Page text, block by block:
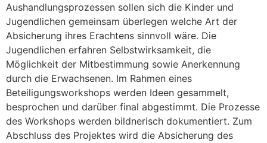
Aushandlungsprozessen sollen sich die Kinder und
Jugendlichen gemeinsam überlegen welche Art der
Absicherung ihres Erachtens sinnvoll wäre. Die
Jugendlichen erfahren Selbstwirksamkeit, die
Möglichkeit der Mitbestimmung sowie Anerkennung
durch die Erwachsenen. Im Rahmen eines
Beteiligungsworkshops werden Ideen gesammelt,
besprochen und darüber final abgestimmt. Die Prozesse
des Workshops werden bildnerisch dokumentiert. Zum
Abschluss des Projektes wird die Absicherung des